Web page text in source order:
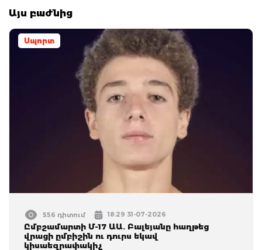
Այս բաժնից
Սպորտ
556 դիտում 18:29 31-07-2026
Ըմբշամարտի Մ-17 ԱԱ. Բալեյանը հաղթեց
վրացի ըմբիշին ու դուրս եկավ
կիսաեզրափակիչ